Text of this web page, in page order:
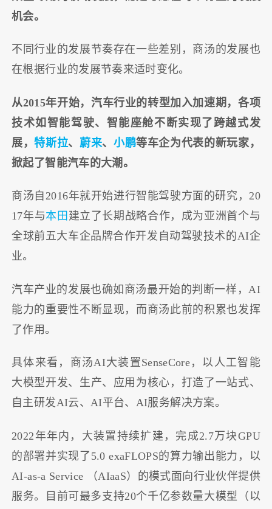
机会。
不同行业的发展节奏存在一些差别，商汤的发展也
在根据行业的发展节奏来适时变化。
从2015年开始，汽车行业的转型加入加速期，各项
技术如智能驾驶、智能座舱不断实现了跨越式发
展，特斯拉、 蔚来、 小鹏等车企为代表的新玩家，
掀起了智能汽车的大潮。
商汤自2016年就开始进行智能驾驶方面的研究，20
17年与本田 建立了长期战略合作，成为亚洲首个与
全球前五大车企品牌合作开发自动驾驶技术的AI企
业。
汽车产业的发展也确如商汤最开始的判断一样，AI
能力的重要性不断显现，而商汤此前的积累也发挥
了作用。
具体来看，商汤AI大装置SenseCore，以人工智能
大模型开发、生产、应用为核心，打造了一站式、
自主研发AI云、AI平台、AI服务解决方案。
2022年年内，大装置持续扩建，完成2.7万块GPU
的部署并实现了5.0 exaFLOPS的算力输出能力，以
AI-as-a Service （AIaaS）的模式面向行业伙伴提供
服务。目前可最多支持20个千亿参数量大模型（以